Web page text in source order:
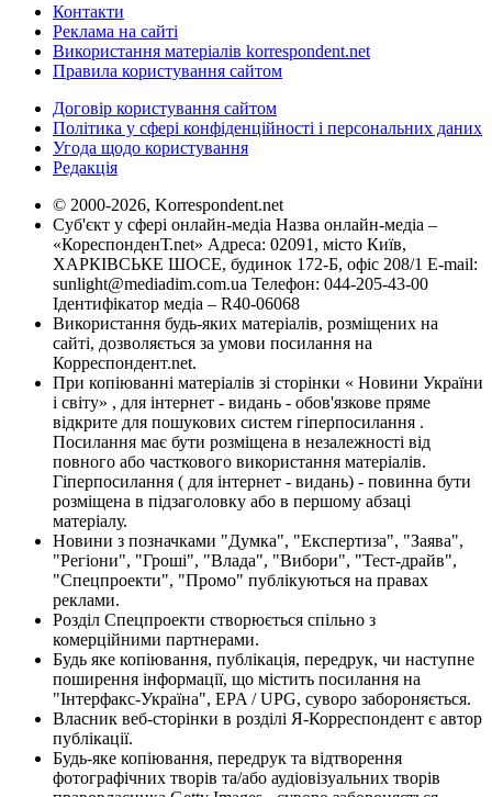
Контакти
Реклама на сайті
Використання матеріалів korrespondent.net
Правила користування сайтом
Договір користування сайтом
Політика у сфері конфіденційності і персональних даних
Угода щодо користування
Редакція
© 2000-2026, Korrespondent.net
Суб'єкт у сфері онлайн-медіа Назва онлайн-медіа –
«КореспонденТ.net» Адреса: 02091, місто Київ,
ХАРКІВСЬКЕ ШОСЕ, будинок 172-Б, офіс 208/1 E-mail:
sunlight@mediadim.com.ua Телефон: 044-205-43-00
Ідентифікатор медіа – R40-06068
Використання будь-яких матеріалів, розміщених на
сайті, дозволяється за умови посилання на
Корреспондент.net.
При копіюванні матеріалів зі сторінки « Новини України
і світу» , для інтернет - видань - обов'язкове пряме
відкрите для пошукових систем гіперпосилання .
Посилання має бути розміщена в незалежності від
повного або часткового використання матеріалів.
Гіперпосилання ( для інтернет - видань) - повинна бути
розміщена в підзаголовку або в першому абзаці
матеріалу.
Новини з позначками "Думка", "Експертиза", "Заява",
"Регіони", "Гроші", "Влада", "Вибори", "Тест-драйв",
"Спецпроекти", "Промо" публікуються на правах
реклами.
Розділ Спецпроекти створюється спільно з
комерційними партнерами.
Будь яке копіювання, публікація, передрук, чи наступне
поширення інформації, що містить посилання на
"Інтерфакс-Україна", EPA / UPG, суворо забороняється.
Власник веб-сторінки в розділі Я-Корреспондент є автор
публікації.
Будь-яке копіювання, передрук та відтворення
фотографічних творів та/або аудіовізуальних творів